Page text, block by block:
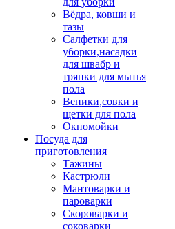
Вёдра, ковши и
тазы
Салфетки для
уборки,насадки
для швабр и
тряпки для мытья
пола
Веники,совки и
щетки для пола
Окномойки
Посуда для
приготовления
Тажины
Кастрюли
Мантоварки и
пароварки
Скороварки и
соковарки